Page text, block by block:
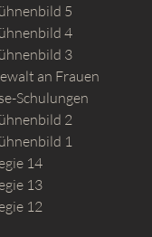
5
4
3
an Frauen
Schulungen
2
1
14
13
12